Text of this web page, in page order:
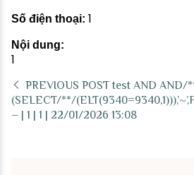
Số điện thoại: 1
Nội dung:
1
PREVIOUS POST test AND AND/
(SELECT/**/
– | 1 | 1 | 22/01/2026 13:08